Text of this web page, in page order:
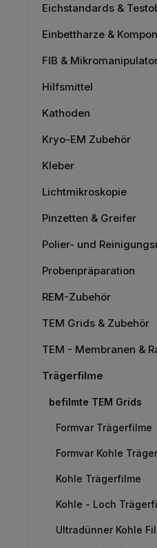
Eichstandards &
Einbettharze &
FIB &
Hilfsmittel
Kathoden
Kryo-EM Zubehör
Kleber
Lichtmikroskopie
Pinzetten & Greifer
Polier- und
Probenpräparation
REM-Zubehör
TEM Grids & Zubehör
TEM - Membranen &
Trägerfilme
befilmte TEM Grids
Formvar Trägerfilme
Formvar Kohle
Kohle Trägerfilme
Kohle - Loch
Ultradünner Kohle